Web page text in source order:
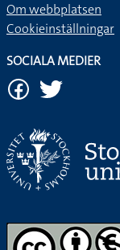
Om webbplatsen
Cookieinställningar
SOCIALA MEDIER